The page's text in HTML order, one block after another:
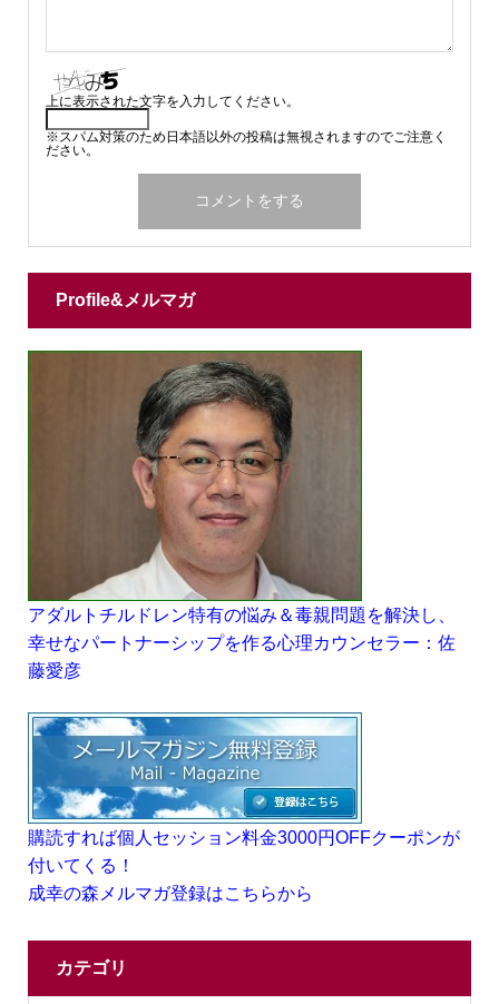
上に表示された文字を入力してください。
※スパム対策のため日本語以外の投稿は無視されますのでご注意く
ださい。
Profile&メルマガ
アダルトチルドレン特有の悩み＆毒親問題を解決し、
幸せなパートナーシップを作る心理カウンセラー：佐
藤愛彦
購読すれば個人セッション料金3000円OFFクーポンが
付いてくる！
成幸の森メルマガ登録はこちらから
カテゴリ